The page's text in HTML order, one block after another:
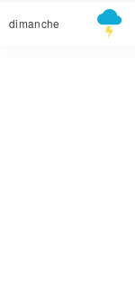
dimanche